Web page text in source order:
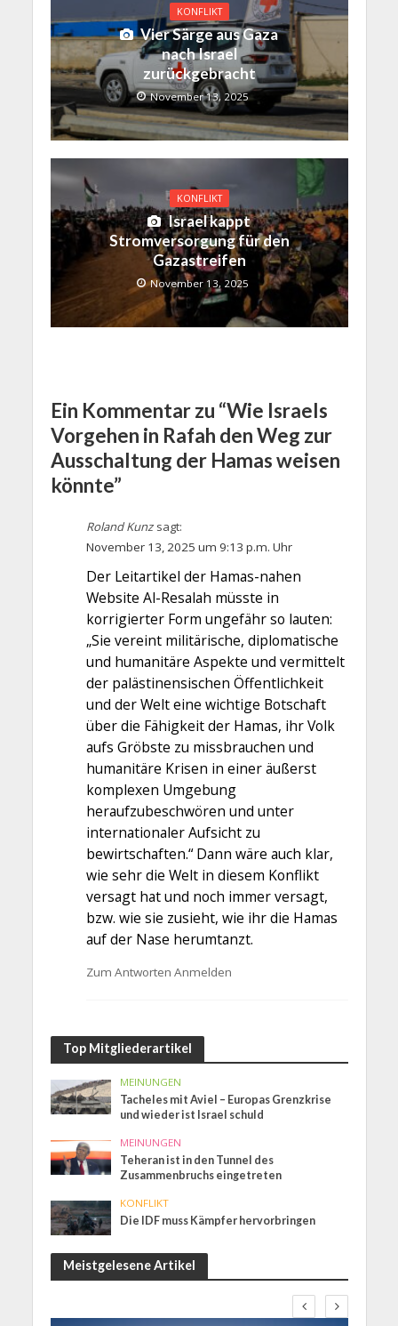
KONFLIKT
Vier Särge aus Gaza
nach Israel
zurückgebracht
November 13, 2025
KONFLIKT
Israel kappt
Stromversorgung für den
Gazastreifen
November 13, 2025
Ein Kommentar zu “Wie Israels
Vorgehen in Rafah den Weg zur
Ausschaltung der Hamas weisen
könnte”
Roland Kunz sagt:
November 13, 2025 um 9:13 p.m. Uhr
Der Leitartikel der Hamas-nahen
Website Al-Resalah müsste in
korrigierter Form ungefähr so lauten:
„Sie vereint militärische, diplomatische
und humanitäre Aspekte und vermittelt
der palästinensischen Öffentlichkeit
und der Welt eine wichtige Botschaft
über die Fähigkeit der Hamas, ihr Volk
aufs Gröbste zu missbrauchen und
humanitäre Krisen in einer äußerst
komplexen Umgebung
heraufzubeschwören und unter
internationaler Aufsicht zu
bewirtschaften.“ Dann wäre auch klar,
wie sehr die Welt in diesem Konflikt
versagt hat und noch immer versagt,
bzw. wie sie zusieht, wie ihr die Hamas
auf der Nase herumtanzt.
Zum Antworten Anmelden
Top Mitgliederartikel
MEINUNGEN
Tacheles mit Aviel – Europas Grenzkrise
und wieder ist Israel schuld
MEINUNGEN
Teheran ist in den Tunnel des
Zusammenbruchs eingetreten
KONFLIKT
Die IDF muss Kämpfer hervorbringen
Meistgelesene Artikel